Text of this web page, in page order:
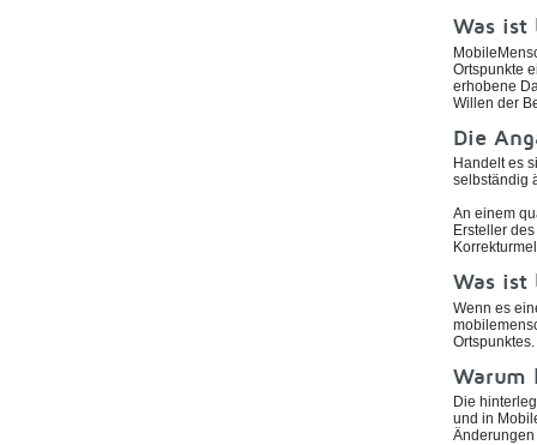
Was ist
Ortspunkte
erhobene
Willen der
Die
Handelt es
selbständig
An einem
Ersteller
Was ist
Wenn es
Ortspunktes.
Warum
Die
und in